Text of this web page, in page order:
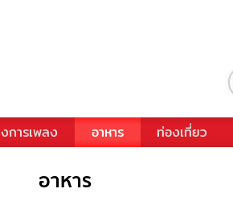
การเพลง อาหาร ท่องเที่ยว
อาหาร